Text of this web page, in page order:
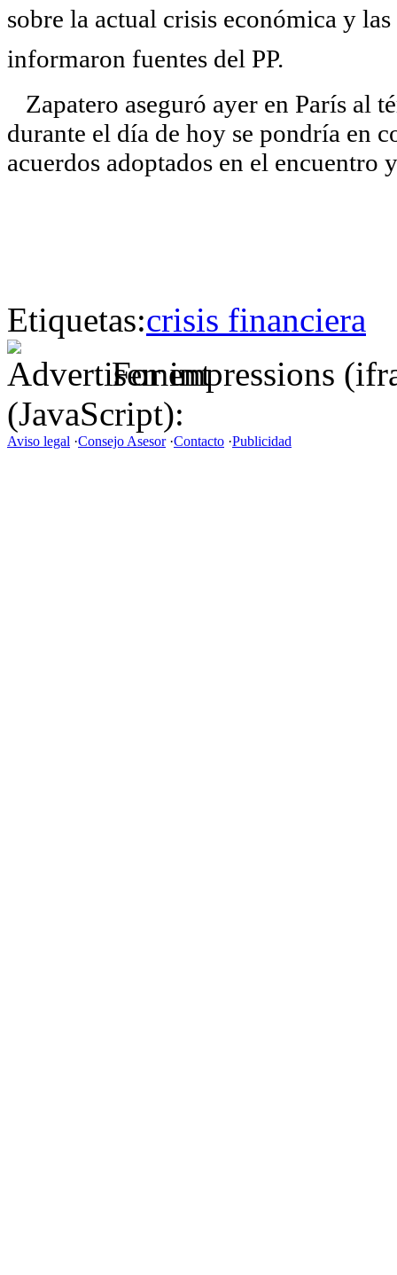
sobre la actual crisis económica y
informaron fuentes del PP.
Zapatero aseguró ayer en París al
durante el día de hoy se pondría en
acuerdos adoptados en el
Etiquetas:crisis financiera
For impressions
(JavaScript):
Aviso legal ·Consejo Asesor·Contacto ·Publicidad